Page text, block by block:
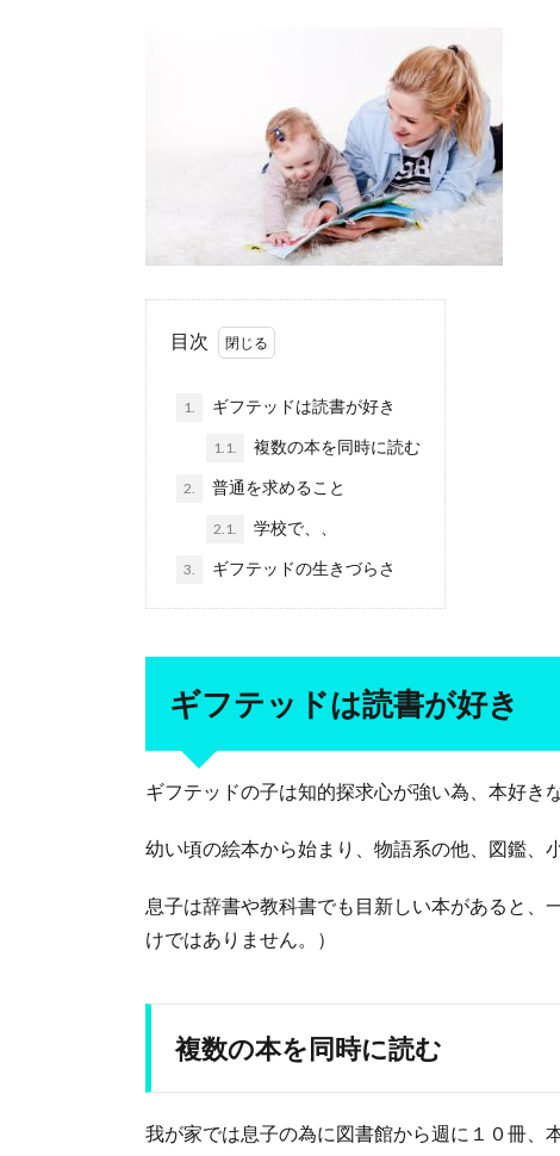
目次
1. ギフテッドは読書が好き
1.1. 複数の本を同時に読む
2. 普通を求めること
2.1. 学校で、、
3. ギフテッドの生きづらさ
ギフテッドは読書が好き
ギフテッドの子は知的探求心が強い為、本好き
幼い頃の絵本から始まり、物語系の他、図鑑、
息子は辞書や教科書でも目新しい本があると、
けではありません。）
複数の本を同時に読む
我が家では息子の為に図書館から週に１０冊、